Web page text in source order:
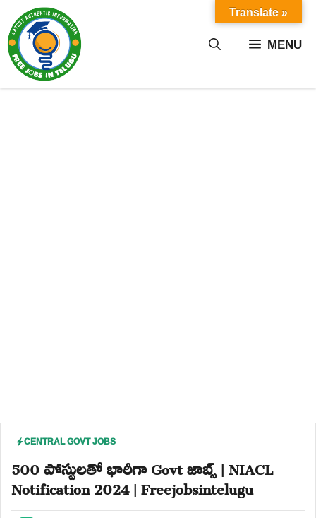
content MENU
CENTRAL GOVT JOBS
500 పోస్టులతో భారీగా Govt జాబ్స్ | NIACL
Notification 2024 | Freejobsintelugu
Translate »